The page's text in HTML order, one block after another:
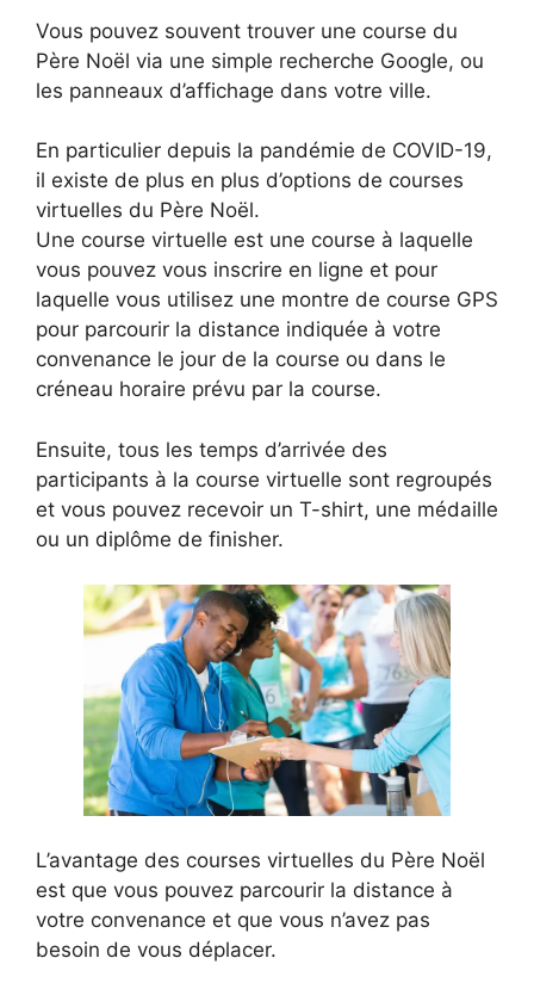
Vous pouvez souvent trouver une course du
Père Noël via une simple recherche Google, ou
les panneaux d’affichage dans votre ville.
En particulier depuis la pandémie de COVID-19,
il existe de plus en plus d’options de courses
virtuelles du Père Noël.
Une course virtuelle est une course à laquelle
vous pouvez vous inscrire en ligne et pour
laquelle vous utilisez une montre de course GPS
pour parcourir la distance indiquée à votre
convenance le jour de la course ou dans le
créneau horaire prévu par la course.
Ensuite, tous les temps d’arrivée des
participants à la course virtuelle sont regroupés
et vous pouvez recevoir un T-shirt, une médaille
ou un diplôme de finisher.
L’avantage des courses virtuelles du Père Noël
est que vous pouvez parcourir la distance à
votre convenance et que vous n’avez pas
besoin de vous déplacer.